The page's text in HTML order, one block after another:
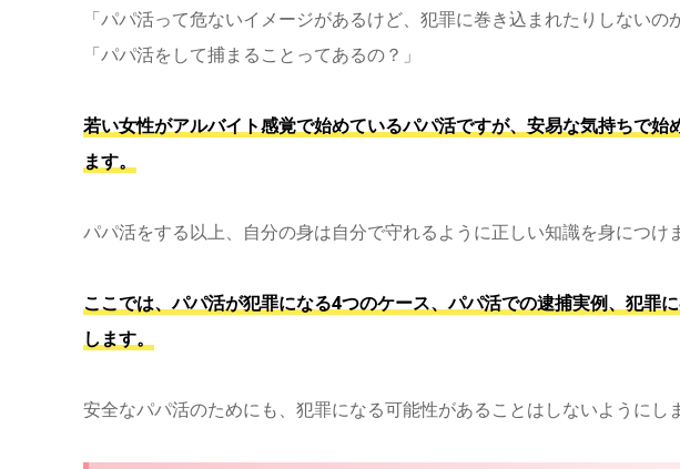
「パパ活って危ないイメージがあるけど、犯罪に巻き込まれたりしないの
「パパ活をして捕まることってあるの？」
若い女性がアルバイト感覚で始めているパパ活ですが、安易な気持ちで始
ます。
パパ活をする以上、自分の身は自分で守れるように正しい知識を身につけ
ここでは、パパ活が犯罪になる4つのケース、パパ活での逮捕実例、犯罪
します。
安全なパパ活のためにも、犯罪になる可能性があることはしないようにし